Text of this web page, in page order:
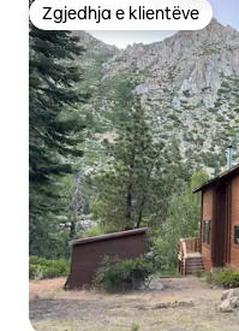
Zgjedhja e klientëve
Zgjedhja e klientëve